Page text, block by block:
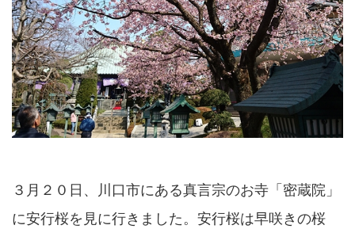
３月２０日、川口市にある真言宗のお寺「密蔵院」
に安行桜を見に行きました。安行桜は早咲きの桜